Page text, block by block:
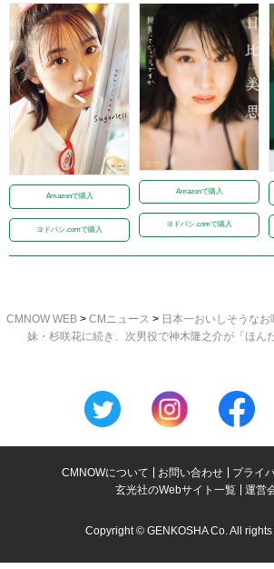
Amazonで購入
ヨドバシ.comで購入
Amazonで購入
ヨドバシ.comで購入
CMNOW WEB> CMニュース > 日本一おいしそうなお
妹・杉咲花に続き、次男役で神木隆之介が「ほん
CMNOWについて お問い合わせ
プライ
玄光社のWebサイト一覧
運営
Copyright © GENKOSHA Co. All